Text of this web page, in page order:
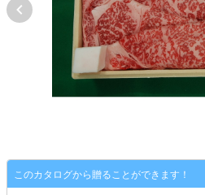
このカタログから贈ることができます！